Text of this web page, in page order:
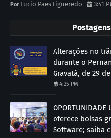
Lucio Paes Figueredo 3:41
Alterações no
durante o
Gravatá, de 29
4:25 PM
oferece bolsas
Software; saiba